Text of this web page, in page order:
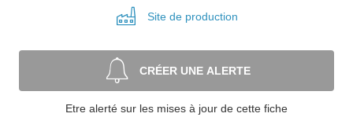
Site de production
CRÉER UNE ALERTE
Etre alerté sur les mises à jour de cette fiche